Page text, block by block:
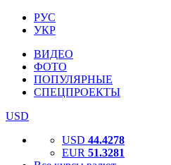
РУС
УКР
ВИДЕО
ФОТО
ПОПУЛЯРНЫЕ
СПЕЦПРОЕКТЫ
USD
USD 44.4278
EUR 51.3281